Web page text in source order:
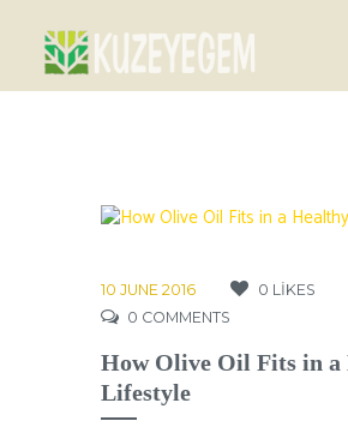
10 JUNE 2016 0 LIKES
0 COMMENTS
How Olive Oil Fits in a
Lifestyle